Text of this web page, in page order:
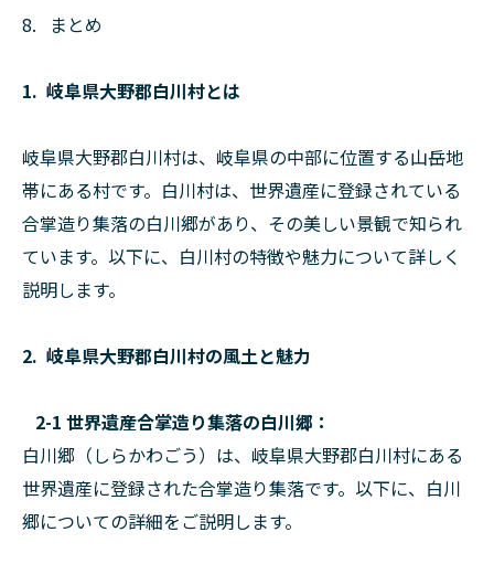
8. まとめ
1. 岐阜県大野郡白川村とは
岐阜県大野郡白川村は、岐阜県の中部に位置する山岳地
帯にある村です。白川村は、世界遺産に登録されている
合掌造り集落の白川郷があり、その美しい景観で知られ
ています。以下に、白川村の特徴や魅力について詳しく
説明します。
2. 岐阜県大野郡白川村の風土と魅力
2-1 世界遺産合掌造り集落の白川郷：
白川郷（しらかわごう）は、岐阜県大野郡白川村にある
世界遺産に登録された合掌造り集落です。以下に、白川
郷についての詳細をご説明します。